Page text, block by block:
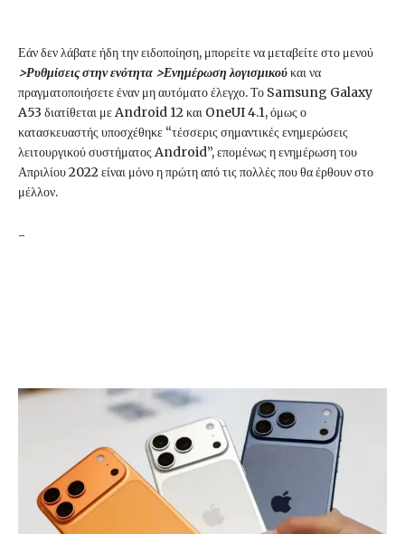
Εάν δεν λάβατε ήδη την ειδοποίηση, μπορείτε να μεταβείτε στο μενού
>Ρυθμίσεις στην ενότητα >Ενημέρωση λογισμικούκαι να
πραγματοποιήσετε έναν μη αυτόματο έλεγχο. Το Samsung Galaxy
A53 διατίθεται με Android 12 και OneUI 4.1, όμως ο
κατασκευαστής υποσχέθηκε “τέσσερις σημαντικές ενημερώσεις
λειτουργικού συστήματος Android”, επομένως η ενημέρωση του
Απριλίου 2022 είναι μόνο η πρώτη από τις πολλές που θα έρθουν στο
μέλλον.
-